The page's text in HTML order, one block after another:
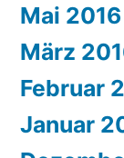
Mai 2016
März
Februar
Januar